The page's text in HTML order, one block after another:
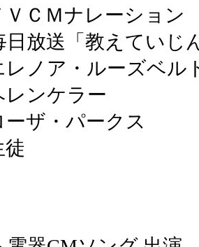
ナレーション
放送「教えていじ
・ルーズベル
ケラー
パークス